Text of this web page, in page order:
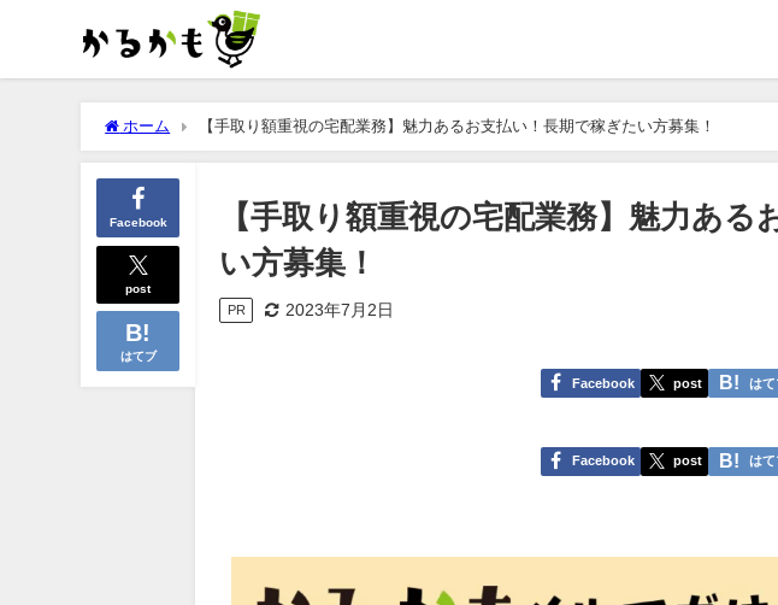
ホーム 【手取り額重視の宅配業務】魅力あるお支払い！長期で稼ぎたい方募集！
Facebook
post
はてブ
【手取り額重視の宅配業務】魅力ある
い方募集！
PR 2023年7月2日
Facebook post はて
Facebook post はて